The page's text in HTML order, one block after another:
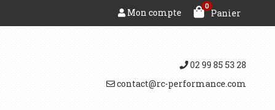
0
Panier
Mon compte
02 99 85 53 28
contact@rc-performance.com